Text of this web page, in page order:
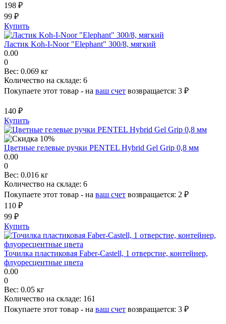
198 ₽
99 ₽
Купить
Ластик Koh-I-Noor "Elephant" 300/8, мягкий
0.00
0
Вес: 0.069 кг
Количество на складе: 6
Покупаете этот товар - на ваш счет возвращается: 3 ₽
140 ₽
Купить
Цветные гелевые ручки PENTEL Hybrid Gel Grip 0,8 мм
0.00
0
Вес: 0.016 кг
Количество на складе: 6
Покупаете этот товар - на ваш счет возвращается: 2 ₽
110 ₽
99 ₽
Купить
Точилка пластиковая Faber-Castell, 1 отверстие, контейнер,
флуоресцентные цвета
0.00
0
Вес: 0.05 кг
Количество на складе: 161
Покупаете этот товар - на ваш счет возвращается: 3 ₽